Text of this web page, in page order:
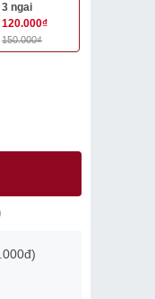
3 ngai
120.000₫
150.000₫